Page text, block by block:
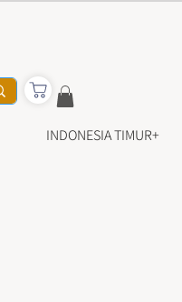
INDONESIA TIMUR+